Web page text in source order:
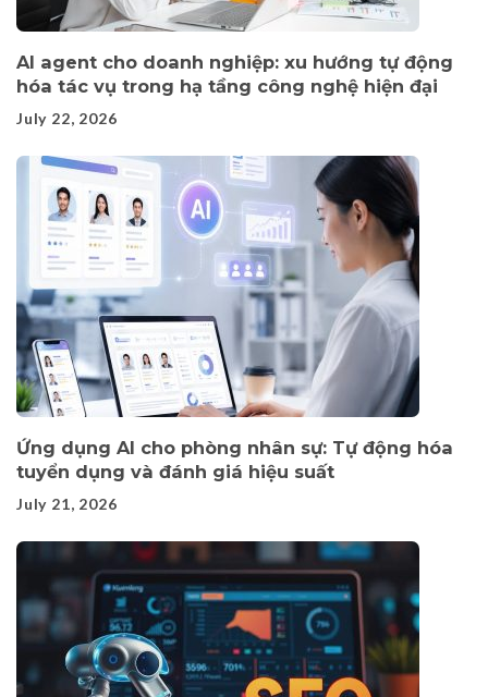
AI agent cho doanh nghiệp: xu hướng tự động
hóa tác vụ trong hạ tầng công nghệ hiện đại
July 22, 2026
Ứng dụng AI cho phòng nhân sự: Tự động hóa
tuyển dụng và đánh giá hiệu suất
July 21, 2026